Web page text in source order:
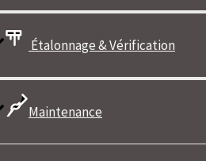
Étalonnage & Vérification
Maintenance